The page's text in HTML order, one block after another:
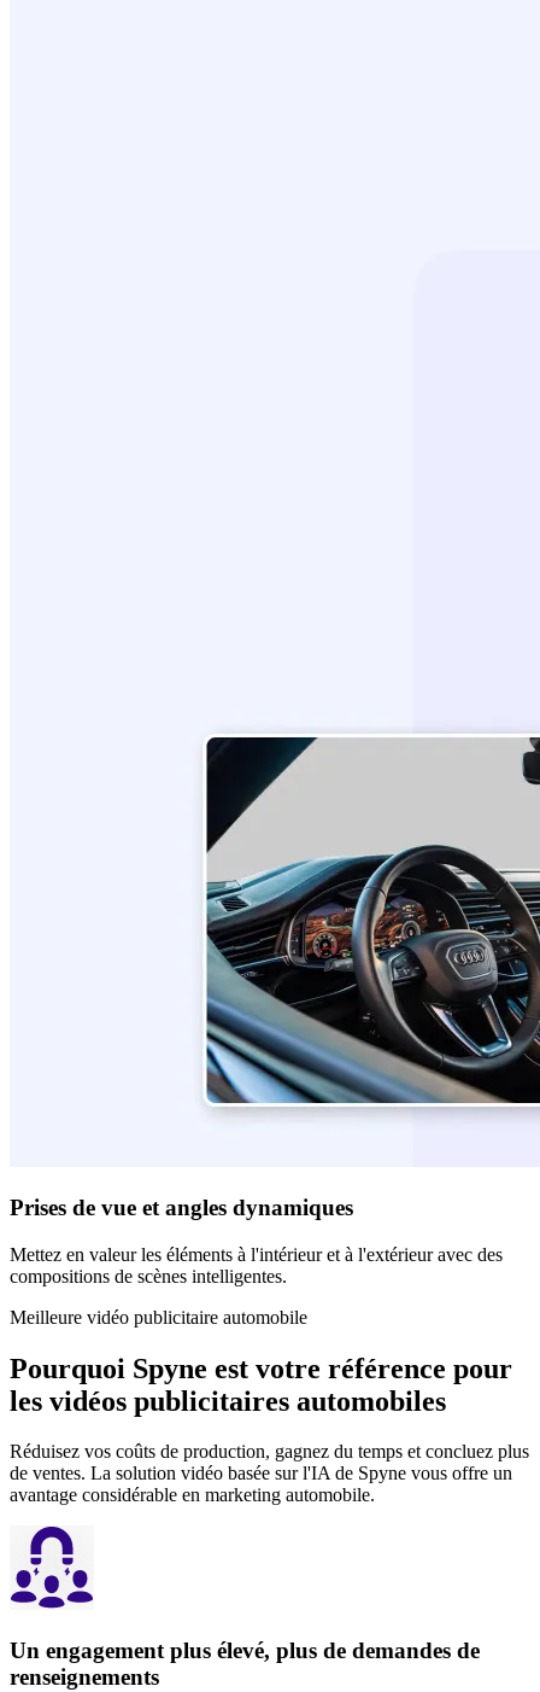
Prises de vue et angles dynamiques
Mettez en valeur les éléments à l'intérieur et à l'extérieur avec des
compositions de scènes intelligentes.
Meilleure vidéo publicitaire automobile
Pourquoi Spyne est votre référence pour
les vidéos publicitaires automobiles
Réduisez vos coûts de production, gagnez du temps et concluez plus
de ventes. La solution vidéo basée sur l'IA de Spyne vous offre un
avantage considérable en marketing automobile.
Un engagement plus élevé, plus de demandes de
renseignements